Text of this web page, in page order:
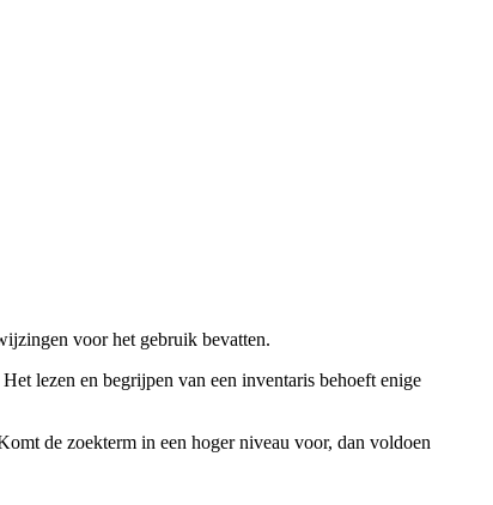
voor het gebruik bevatten.
lezen en begrijpen van een inventaris behoeft enige
de zoekterm in een hoger niveau voor, dan voldoen